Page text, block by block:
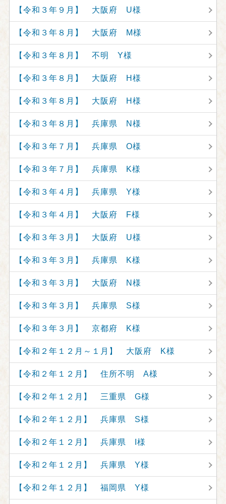
【令和３年９月】 大阪府 U様
【令和３年８月】 大阪府 M様
【令和３年８月】 不明 Y様
【令和３年８月】 大阪府 H様
【令和３年８月】 大阪府 H様
【令和３年８月】 兵庫県 N様
【令和３年７月】 兵庫県 O様
【令和３年７月】 兵庫県 K様
【令和３年４月】 兵庫県 Y様
【令和３年４月】 大阪府 F様
【令和３年３月】 大阪府 U様
【令和３年３月】 兵庫県 K様
【令和３年３月】 大阪府 N様
【令和３年３月】 兵庫県 S様
【令和３年３月】 京都府 K様
【令和２年１２月～１月】 大阪府 K様
【令和２年１２月】 住所不明 A様
【令和２年１２月】 三重県 G様
【令和２年１２月】 兵庫県 S様
【令和２年１２月】 兵庫県 I様
【令和２年１２月】 兵庫県 Y様
【令和２年１２月】 福岡県 Y様